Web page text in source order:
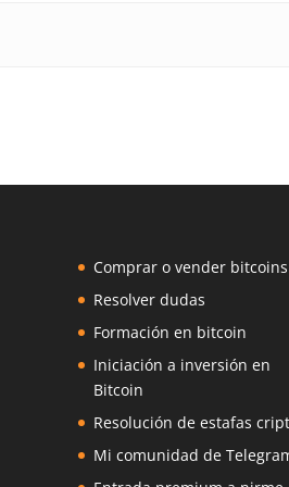
Comprar o vender bitcoins
Resolver dudas
Formación en bitcoin
Iniciación a inversión en
Bitcoin
Resolución de estafas
Mi comunidad de